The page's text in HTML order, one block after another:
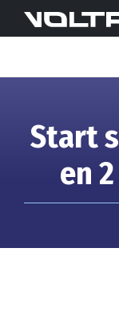
Start
en